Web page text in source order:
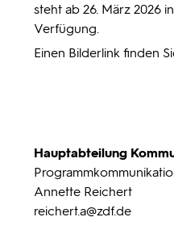
steht ab 26. März 2026
Verfügung.
Einen Bilderlink finden
Hauptabteilung
Annette Reichert
reichert.a@zdf.de